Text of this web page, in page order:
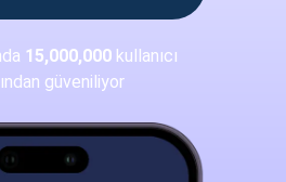
15,000,000kullanıcı
güveniliyor